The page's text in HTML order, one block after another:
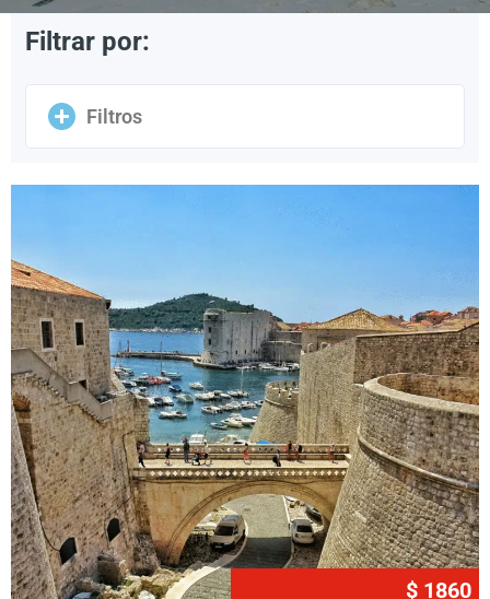
Filtrar por:
Filtros
$ 1860